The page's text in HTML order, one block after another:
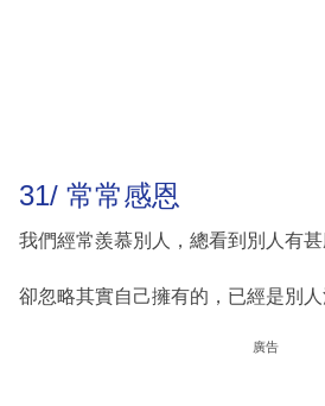
31/ 常常感恩
我們經常羨慕別人，總看到別人有甚
卻忽略其實自己擁有的，已經是別人
廣告